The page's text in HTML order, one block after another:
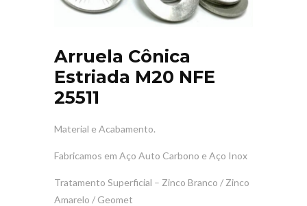
Arruela Cônica
Estriada M20 NFE
25511
Material e Acabamento.
Fabricamos em Aço Auto Carbono e Aço Inox
Tratamento Superficial – Zinco Branco / Zinco
Amarelo / Geomet